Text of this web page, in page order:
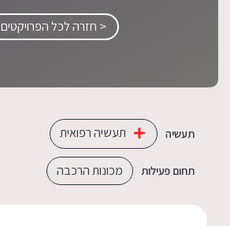
< חזרה לכל הפרויקטים
תעשיה תעשיה רפואית
תחום פעילות מכונות הרכבה